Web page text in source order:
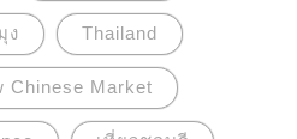
ง Thailand
Chinese Market